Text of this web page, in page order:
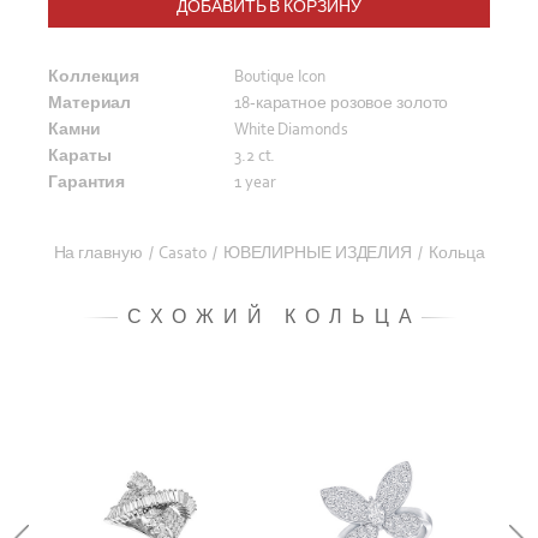
ДОБАВИТЬ В КОРЗИНУ
Коллекция
Boutique Icon
Материал
18-каратное розовое золото
Камни
White Diamonds
Караты
3.2 ct.
Гарантия
1 year
На главную / Casato / ЮВЕЛИРНЫЕ ИЗДЕЛИЯ / Кольца
СХОЖИЙ КОЛЬЦА